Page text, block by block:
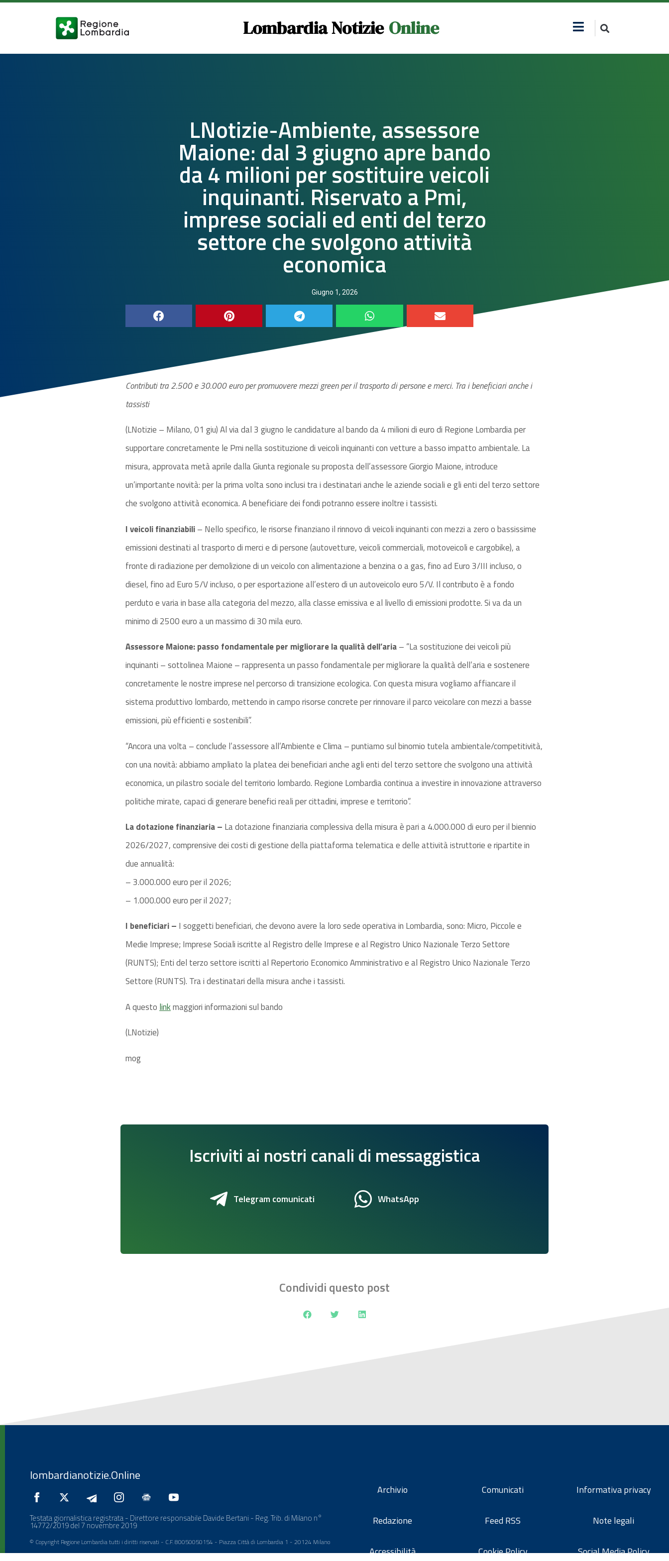
Lombardia Notizie Online
LNotizie-Ambiente, assessore
Maione: dal 3 giugno apre bando
da 4 milioni per sostituire veicoli
inquinanti. Riservato a Pmi,
imprese sociali ed enti del terzo
settore che svolgono attività
economica
Giugno 1, 2026
Contributi tra 2.500 e 30.000 euro per promuovere mezzi green per il trasporto di persone e merci. Tra i beneficiari anche i
tassisti
(LNotizie – Milano, 01 giu) Al via dal 3 giugno le candidature al bando da 4 milioni di euro di Regione Lombardia per
supportare concretamente le Pmi nella sostituzione di veicoli inquinanti con vetture a basso impatto ambientale. La
misura, approvata metà aprile dalla Giunta regionale su proposta dell’assessore Giorgio Maione, introduce
un’importante novità: per la prima volta sono inclusi tra i destinatari anche le aziende sociali e gli enti del terzo settore
che svolgono attività economica. A beneficiare dei fondi potranno essere inoltre i tassisti.
I veicoli finanziabili– Nello specifico, le risorse finanziano il rinnovo di veicoli inquinanti con mezzi a zero o bassissime
emissioni destinati al trasporto di merci e di persone (autovetture, veicoli commerciali, motoveicoli e cargobike), a
fronte di radiazione per demolizione di un veicolo con alimentazione a benzina o a gas, fino ad Euro 3/III incluso, o
diesel, fino ad Euro 5/V incluso, o per esportazione all’estero di un autoveicolo euro 5/V. Il contributo è a fondo
perduto e varia in base alla categoria del mezzo, alla classe emissiva e al livello di emissioni prodotte. Si va da un
minimo di 2500 euro a un massimo di 30 mila euro.
Assessore Maione: passo fondamentale per migliorare la qualità dell’aria– “La sostituzione dei veicoli più
inquinanti – sottolinea Maione – rappresenta un passo fondamentale per migliorare la qualità dell’aria e sostenere
concretamente le nostre imprese nel percorso di transizione ecologica. Con questa misura vogliamo affiancare il
sistema produttivo lombardo, mettendo in campo risorse concrete per rinnovare il parco veicolare con mezzi a basse
emissioni, più efficienti e sostenibili”.
“Ancora una volta – conclude l’assessore all’Ambiente e Clima – puntiamo sul binomio tutela ambientale/competitività,
con una novità: abbiamo ampliato la platea dei beneficiari anche agli enti del terzo settore che svolgono una attività
economica, un pilastro sociale del territorio lombardo. Regione Lombardia continua a investire in innovazione attraverso
politiche mirate, capaci di generare benefici reali per cittadini, imprese e territorio”.
La dotazione finanziaria – La dotazione finanziaria complessiva della misura è pari a 4.000.000 di euro per il biennio
2026/2027, comprensive dei costi di gestione della piattaforma telematica e delle attività istruttorie e ripartite in
due annualità:
– 3.000.000 euro per il 2026;
– 1.000.000 euro per il 2027;
I beneficiari – I soggetti beneficiari, che devono avere la loro sede operativa in Lombardia, sono: Micro, Piccole e
Medie Imprese; Imprese Sociali iscritte al Registro delle Imprese e al Registro Unico Nazionale Terzo Settore
(RUNTS); Enti del terzo settore iscritti al Repertorio Economico Amministrativo e al Registro Unico Nazionale Terzo
Settore (RUNTS). Tra i destinatari della misura anche i tassisti.
A questo linkmaggiori informazioni sul bando
(LNotizie)
mog
Iscriviti ai nostri canali di messaggistica
Telegram comunicati WhatsApp
Condividi questo post
lombardianotizie.Online
Testata giornalistica registrata - Direttore responsabile Davide Bertani - Reg. Trib. di Milano n°
14772/2019 del 7 novembre 2019
© Copyright Regione Lombardia tutti i diritti riservati - C.F. 80050050154 - Piazza Città di Lombardia 1 - 20124 Milano
Archivio
Redazione
Accessibilità
Comunicati
Feed RSS
Cookie Policy
Informativa privacy
Note legali
Social Media Policy